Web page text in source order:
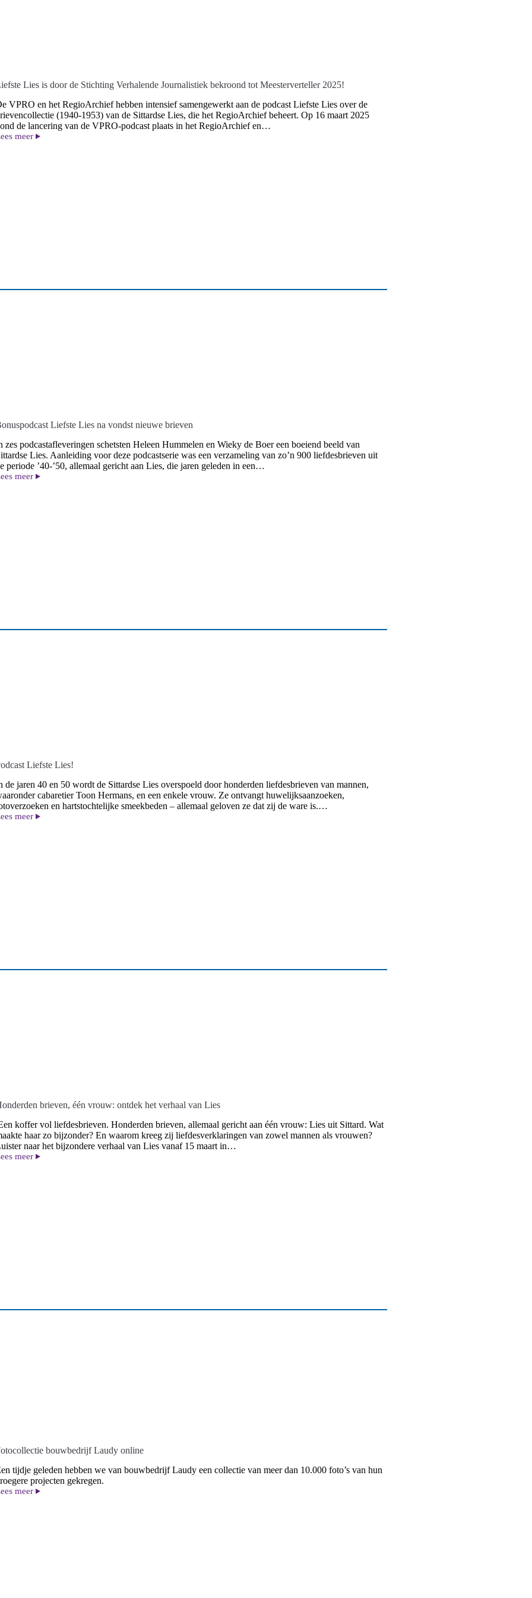
Lies is door de Stichting Verhalende Journalistiek bekroond tot Meesterverteller 2025!
VPRO en het RegioArchief hebben intensief samengewerkt aan de podcast Liefste Lies over de
(1940-1953) van de Sittardse Lies, die het RegioArchief beheert. Op 16 maart 2025
de lancering van de VPRO-podcast plaats in het RegioArchief en…
meer
Liefste Lies na vondst nieuwe brieven
zes podcastafleveringen schetsten Heleen Hummelen en Wieky de Boer een boeiend beeld van
Lies. Aanleiding voor deze podcastserie was een verzameling van zo’n 900 liefdesbrieven uit
periode ’40-’50, allemaal gericht aan Lies, die jaren geleden in een…
meer
Liefste Lies!
de jaren 40 en 50 wordt de Sittardse Lies overspoeld door honderden liefdesbrieven van mannen,
cabaretier Toon Hermans, en een enkele vrouw. Ze ontvangt huwelijksaanzoeken,
en hartstochtelijke smeekbeden – allemaal geloven ze dat zij de ware is.…
meer
brieven, één vrouw: ontdek het verhaal van Lies
koffer vol liefdesbrieven. Honderden brieven, allemaal gericht aan één vrouw: Lies uit Sittard. Wat
haar zo bijzonder? En waarom kreeg zij liefdesverklaringen van zowel mannen als vrouwen?
naar het bijzondere verhaal van Lies vanaf 15 maart in…
meer
bouwbedrijf Laudy online
tijdje geleden hebben we van bouwbedrijf Laudy een collectie van meer dan 10.000 foto’s van hun
projecten gekregen.
meer